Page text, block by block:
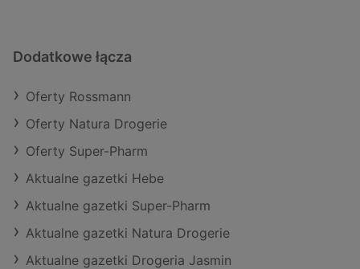
Dodatkowe łącza
Oferty Rossmann
Oferty Natura Drogerie
Oferty Super-Pharm
Aktualne gazetki Hebe
Aktualne gazetki Super-Pharm
Aktualne gazetki Natura Drogerie
Aktualne gazetki Drogeria Jasmin